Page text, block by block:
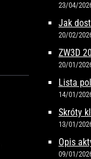
23/04/
Jak
20/02/
ZW3D
20/01/
Lista
14/01/
Skróty
13/01/
Opis
09/01/